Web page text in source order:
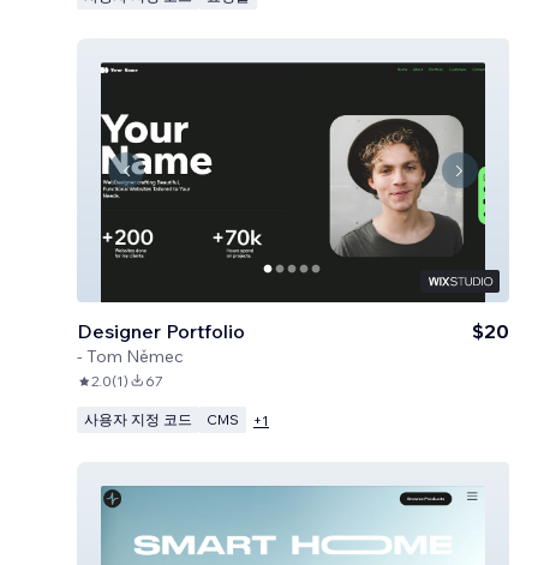
Designer Portfolio
- Tom Němec
$20
2.0(1) 67
사용자 지정 코드 CMS +1